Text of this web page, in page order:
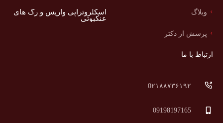
وبلاگ
پرسش از دکتر
اسکلروتراپی واریس و رگ های
عنکبوتی
ارتباط با ما
0۲۱۸۸۷۳۶۱۹۲
09198197165